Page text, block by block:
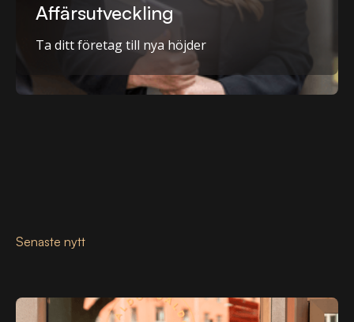
Affärsutveckling
Ta ditt företag till nya höjder
Senaste nytt